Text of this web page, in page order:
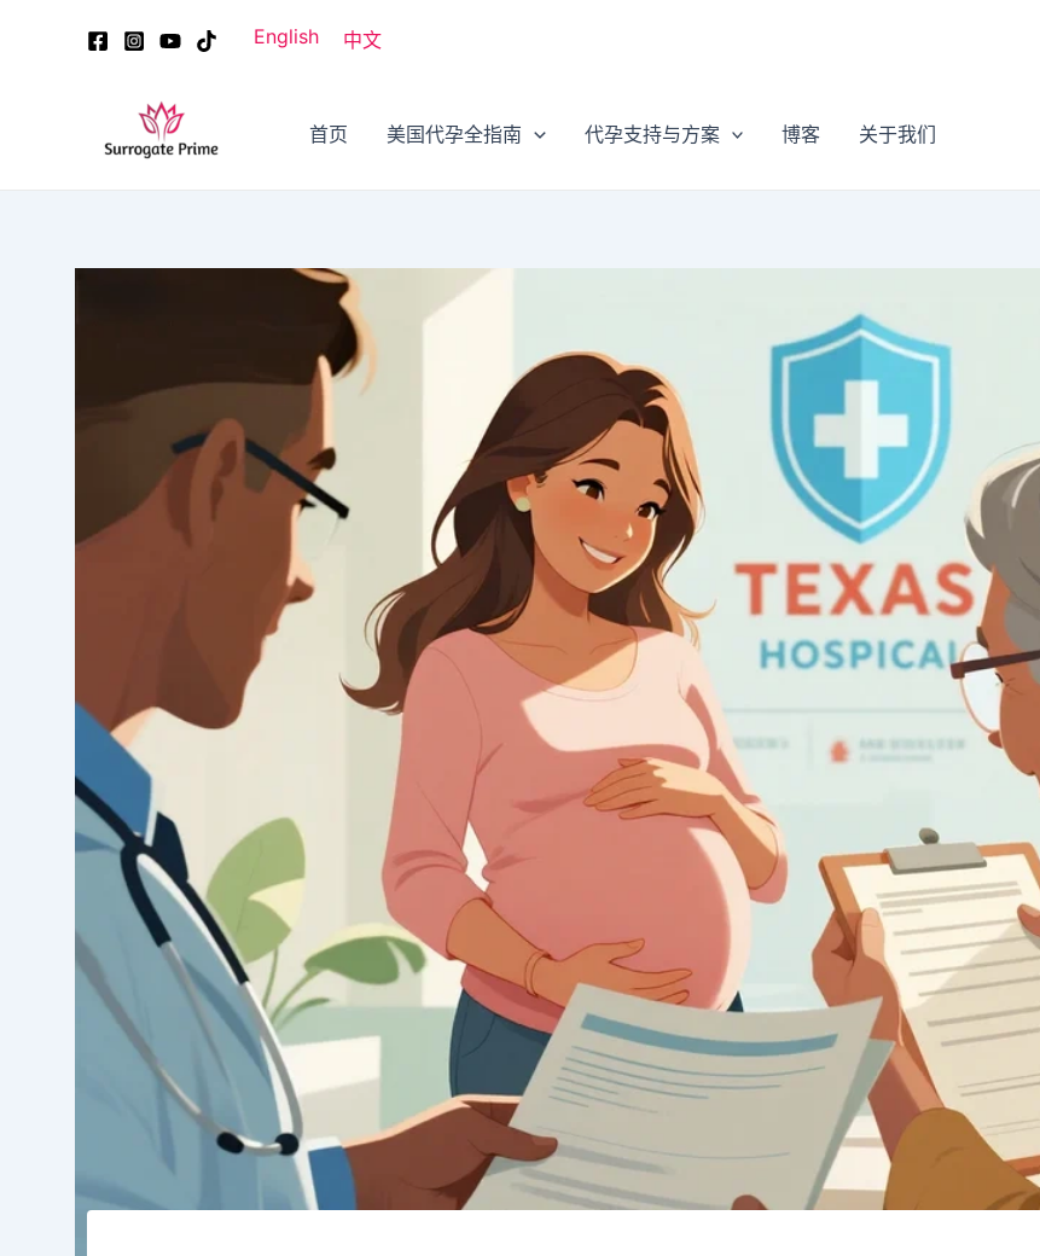
English 中文
首页 美国代孕全指南 代孕支持与方案 博客 关于我们
navigation